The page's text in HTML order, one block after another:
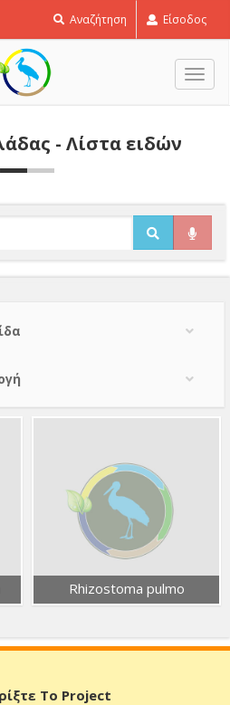
Αναζήτηση Είσοδος
- Λίστα ειδών
Rhizostoma pulmo
Το Project